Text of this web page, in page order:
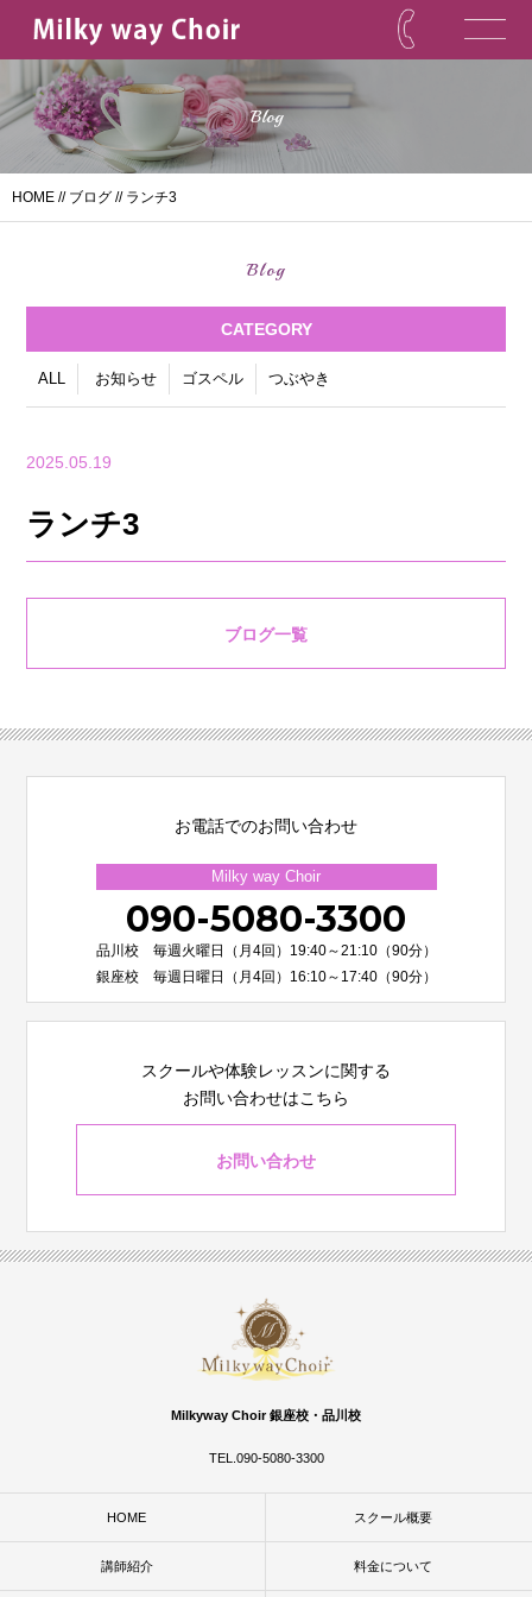
Blog
HOME // ブログ // ランチ3
Blog
CATEGORY
ALL お知らせ ゴスペル つぶやき
2025.05.19
ランチ3
ブログ一覧
お電話でのお問い合わせ
Milky way Choir
090-5080-3300
品川校 毎週火曜日（月4回）19:40～21:10（90分）
銀座校 毎週日曜日（月4回）16:10～17:40（90分）
スクールや体験レッスンに関する
お問い合わせはこちら
お問い合わせ
Milkyway Choir 銀座校・品川校
TEL.090-5080-3300
HOME スクール概要
講師紹介 料金について